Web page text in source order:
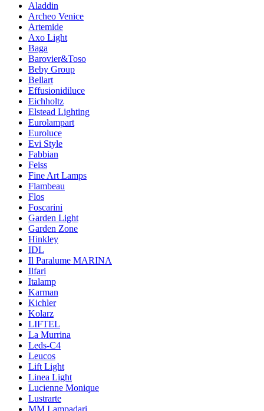
Aladdin
Archeo Venice
Artemide
Axo Light
Baga
Barovier&Toso
Beby Group
Bellart
Effusionidiluce
Eichholtz
Elstead Lighting
Eurolampart
Euroluce
Evi Style
Fabbian
Feiss
Fine Art Lamps
Flambeau
Flos
Foscarini
Garden Light
Garden Zone
Hinkley
IDL
Il Paralume MARINA
Ilfari
Italamp
Karman
Kichler
Kolarz
LIFTEL
La Murrina
Leds-C4
Leucos
Lift Light
Linea Light
Lucienne Monique
Lustrarte
MM Lampadari